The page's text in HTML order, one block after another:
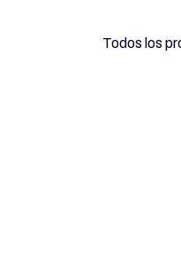
Todos los